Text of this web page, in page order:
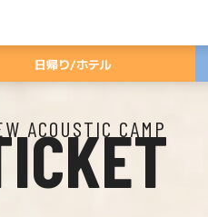
日帰り/ホテル
ACOUSTIC CAMP